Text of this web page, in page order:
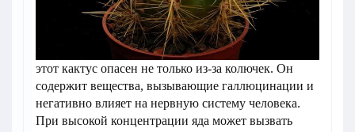
этот кактус опасен не только из-за колючек. Он
содержит вещества, вызывающие галлюцинации и
негативно влияет на нервную систему человека.
При высокой концентрации яда может вызвать